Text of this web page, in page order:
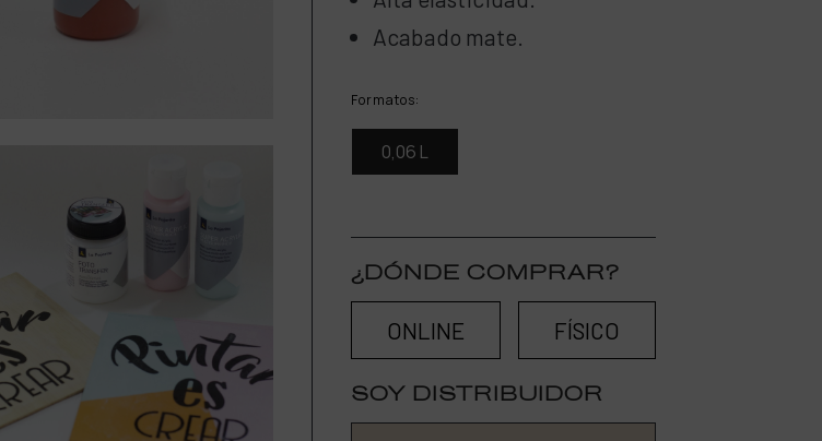
Acabado mate.
Formatos:
0,06 L
¿DÓNDE COMPRAR?
ONLINE FÍSICO
SOY DISTRIBUIDOR